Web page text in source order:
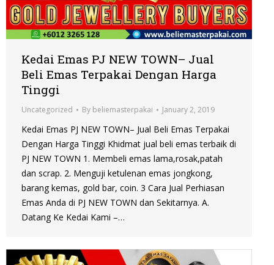
Kedai Emas PJ NEW TOWN– Jual
Beli Emas Terpakai Dengan Harga
Tinggi
Uncategorized By beliemasterpakai January 2, 2019
Kedai Emas PJ NEW TOWN– Jual Beli Emas Terpakai
Dengan Harga Tinggi Khidmat jual beli emas terbaik di
PJ NEW TOWN 1. Membeli emas lama,rosak,patah
dan scrap. 2. Menguji ketulenan emas jongkong,
barang kemas, gold bar, coin. 3 Cara Jual Perhiasan
Emas Anda di PJ NEW TOWN dan Sekitarnya. A.
Datang Ke Kedai Kami –…